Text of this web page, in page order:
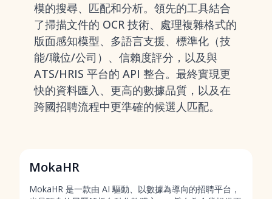
模的搜尋、匹配和分析。領先的工具結合
了掃描文件的 OCR 技術、處理複雜格式的
版面感知模型、多語言支援、標準化（技
能/職位/公司）、信賴度評分，以及與
ATS/HRIS 平台的 API 整合。最終實現更
快的資料匯入、更高的數據品質，以及在
跨國招聘流程中更準確的候選人匹配。
MokaHR
MokaHR 是一款由 AI 驅動、以數據為導向的招聘平台，